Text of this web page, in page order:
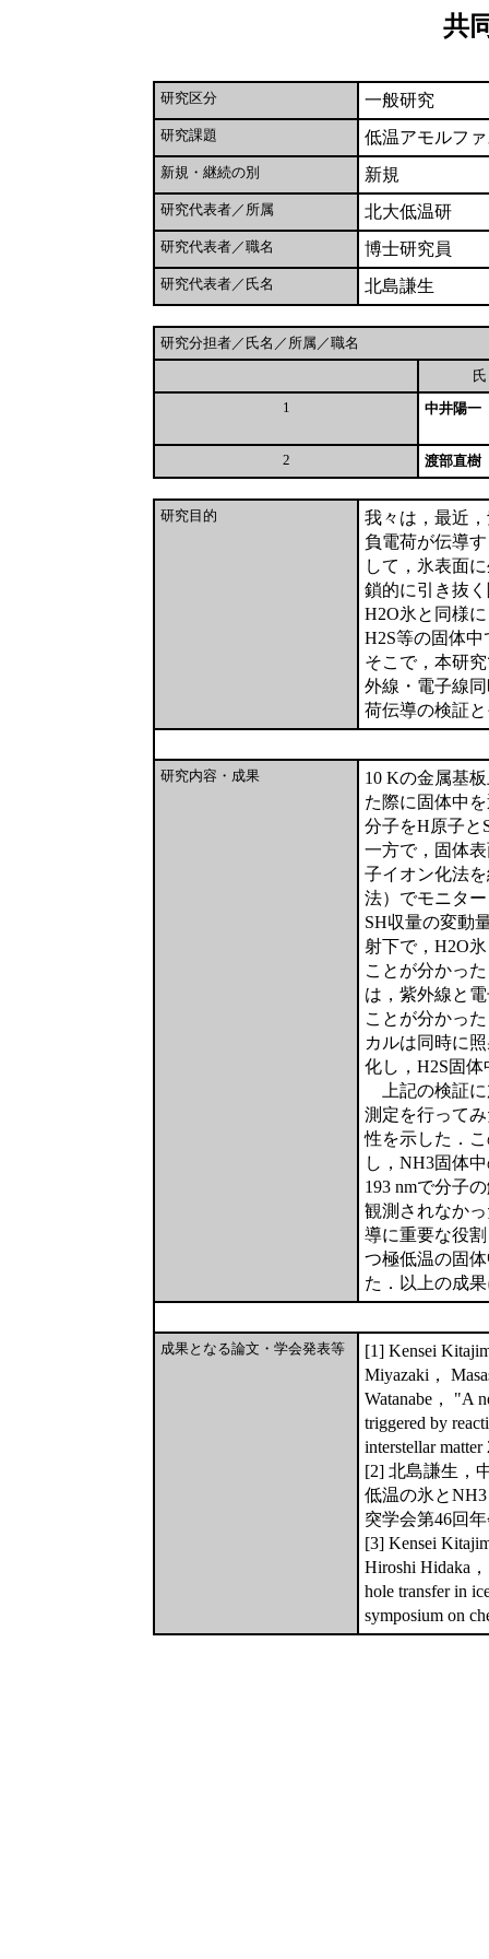
共
研究区分 一般研究
研究課題 低温アモルフ
新規・継続の別 新規
研究代表者／所属 北大低温研
研究代表者／職名 博士研究員
研究代表者／氏名 北島謙生
研究分担者／氏名／所属／職名
1
中井陽一
2 渡部直樹
研究目的
我々は，最近
負電荷が伝導
して，氷表面
鎖的に引き抜
H2O氷と同様
H2S等の固体
そこで，本研
外線・電子線
荷伝導の検証
研究内容・成果
10 Kの金属基
た際に固体中
分子をH原子と
一方で，固体
子イオン化法
法）でモニタ
SH収量の変動
射下で，H2O
ことが分かっ
は，紫外線と
ことが分かっ
カルは同時に
化し，H2S固
上記の検証に
測定を行って
性を示した．
し，NH3固体
193 nmで分子
観測されなか
導に重要な役
つ極低温の固
た．以上の成
成果となる論文・学会発表等
[1] Kensei
Miyazaki，
Watanabe， "A
triggered by
interstellar
[2] 北島謙生，
低温の氷と
突学会第46回
[3] Kensei
Hiroshi Hidaka
hole transfer in
symposium on